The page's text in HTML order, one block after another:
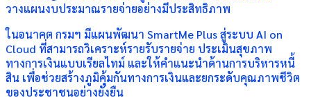
วางแผนงบประมาณรายจ่ายอย่างมีประสิทธิภาพ
ในอนาคต กรมฯ มีแผนพัฒนา SmartMe Plus สู่ระบบ AI on
Cloud ที่สามารถวิเคราะห์รายรับรายจ่าย ประเมินสุขภาพ
ทางการเงินแบบเรียลไทม์ และให้คำแนะนำด้านการบริหารหนี้
สิน เพื่อช่วยสร้างภูมิคุ้มกันทางการเงินและยกระดับคุณภาพชีวิต
ของประชาชนอย่างยั่งยืน